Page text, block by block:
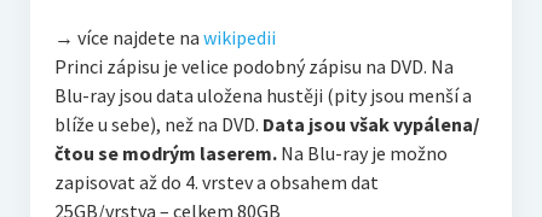
→ více najdete na wikipedii
Princi zápisu je velice podobný zápisu na DVD. Na
Blu-ray jsou data uložena hustěji (pity jsou menší a
blíže u sebe), než na DVD. Data jsou však vypálena/
čtou se modrým laserem. Na Blu-ray je možno
zapisovat až do 4. vrstev a obsahem dat
25GB/vrstva – celkem 80GB